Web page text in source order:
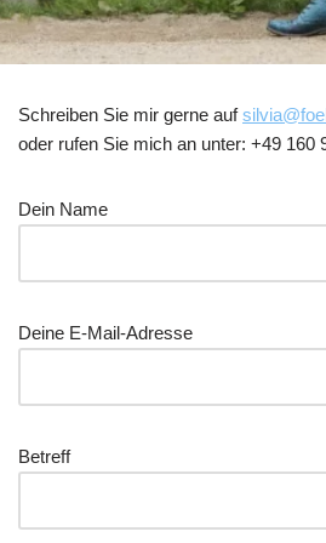
Schreiben Sie mir gerne auf
oder rufen Sie mich an unter: +49 160
Dein Name
Deine E-Mail-Adresse
Betreff